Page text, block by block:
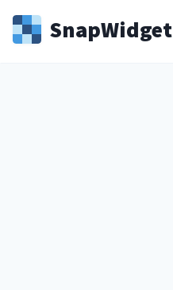
SnapWidget